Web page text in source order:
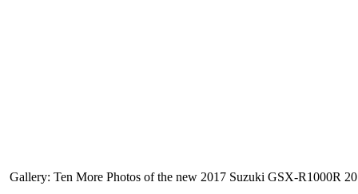
Gallery: Ten More Photos of the new 2017 Suzuki GSX-R1000R